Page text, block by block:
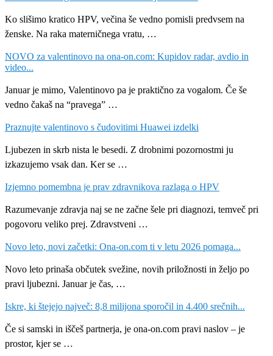
Ko slišimo kratico HPV, večina še vedno pomisli predvsem na
ženske. Na raka materničnega vratu, …
NOVO za valentinovo na ona-on.com: Kupidov radar, avdio in
video...
Januar je mimo, Valentinovo pa je praktično za vogalom. Če še
vedno čakaš na “pravega” …
Praznujte valentinovo s čudovitimi Huawei izdelki
Ljubezen in skrb nista le besedi. Z drobnimi pozornostmi ju
izkazujemo vsak dan. Ker se …
Izjemno pomembna je prav zdravnikova razlaga o HPV
Razumevanje zdravja naj se ne začne šele pri diagnozi, temveč pri
pogovoru veliko prej. Zdravstveni …
Novo leto, novi začetki: Ona-on.com ti v letu 2026 pomaga...
Novo leto prinaša občutek svežine, novih priložnosti in željo po
pravi ljubezni. Januar je čas, …
Iskre, ki štejejo največ: 8,8 milijona sporočil in 4.400 srečnih...
Če si samski in iščeš partnerja, je ona-on.com pravi naslov – je
prostor, kjer se …